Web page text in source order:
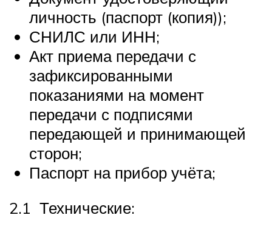
личность (паспорт (копия));
СНИЛС или ИНН;
Акт приема передачи с
зафиксированными
показаниями на момент
передачи с подписями
передающей и принимающей
сторон;
Паспорт на прибор учёта;
2.1 Технические: